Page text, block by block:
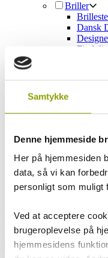
Samtykke
Denne hjemmeside
Her på hjemmesiden
data, så vi kan
personligt som muligt
Ved at acceptere
brugeroplevelse på
hjemmesidens
Briller
Dansk
Find
Børn
Briller
Alle temaer
Brands
Hvem er vi
Vores team
En del af
Delbetaling
Re-Circle
Book tid
Book tid